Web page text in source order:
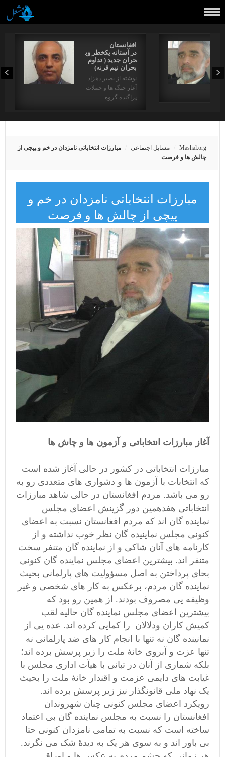
افغانستان
در آستانه یکخطر وب
حران جدید ( تداوم
بحران نیم قرنه)
نوشته از بصیر دهزاد
آغاز جنگ ها و حملات
پراگنده گروه…
Mashal.org مسايل اجتماعي
مبارزات انتخاباتی نامزدان در خم و پیچی از
چالش ها و فرصت
مبارزات انتخاباتی نامزدان در خم و
پیچی از چالش ها و فرصت
آغاز مبارزات انتخاباتی و آزمون ها و چاش ها
مبارزات انتخاباتی در کشور در حالی آغاز شده است
که انتخابات با آزمون ها و دشواری های متعددی رو به
رو می باشد. مردم افغانستان در حالی شاهد مبارزات
انتخاباتی هفدهمین دور گزینش اعضای مجلس
نماینده گان اند که مردم افغانستان نسبت به اعضای
کنونی مجلس نماینیده گان نظر خوب نداشته و از
کارنامه های آنان شاکی و از نماینده گان متنفر سخت
متنفر اند. بیشترین اعضای مجلس نماینده گان کنونی
بحای پرداختن به اصل مسؤولیت های پارلمانی بحیث
نماینده گان مردم، برعکس به کار های شخصی و غیر
وظیفه یی مصروف بودند. از همین رو بود که
بیشترین اعضای مجلس نماینده گان حالیه لقب
کمیش کاران ودلالان را کمایی کرده اند. عده یی از
نمانینده گان نه تنها با انجام کار های ضد پارلمانی نه
تنها عزت و آبروی خانۀ ملت را زیر پرسش برده اند؛
بلکه شماری از آنان در تبانی با هیآت اداری مجلس با
غیابت های دایمی عزمت و اقندار خانۀ ملت را بحیث
یک نهاد ملی قانونگذار نیز زیر پرسش برده اند.
رویکرد اعضای مجلس کنونی چنان شهروندان
افغانستان را نسبت به مجلس نماینده گان بی اعتماد
ساخته است که نسبت به تمامی نامزدان کنونی حتا
بی باور اند و به سوی هر یک به دیدۀ شک می نگرند.